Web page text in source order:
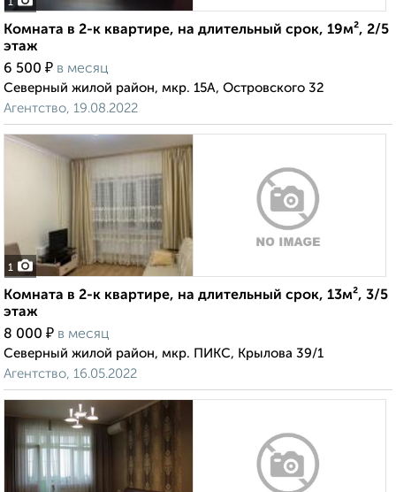
1
Комната в 2-к квартире, на длительный срок, 19м², 2/5
этаж
6 500 ₽ в месяц
Северный жилой район, мкр. 15А, Островского 32
Агентство, 19.08.2022
1
Комната в 2-к квартире, на длительный срок, 13м², 3/5
этаж
8 000 ₽ в месяц
Северный жилой район, мкр. ПИКС, Крылова 39/1
Агентство, 16.05.2022